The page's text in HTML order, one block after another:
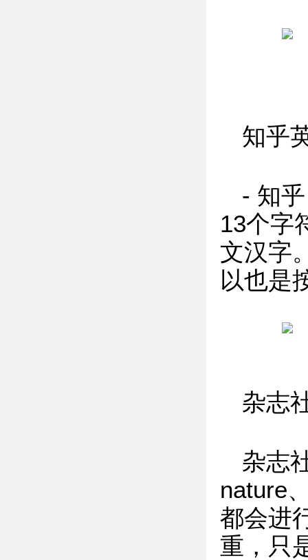
知乎
- 知
13个字
文汉字
以也是
杂志
杂志
nature
都会进
重，只